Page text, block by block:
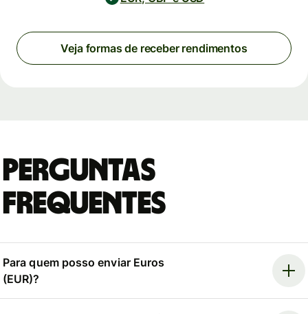
Veja formas de receber rendimentos
Perguntas
Frequentes
Para quem posso enviar Euros
(EUR)?